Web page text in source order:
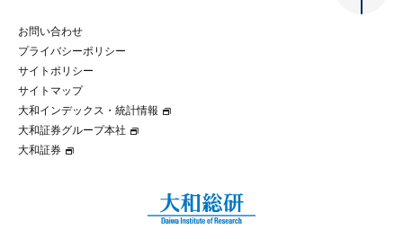
金融経済教育等
テクノロジーレポート
コラム
大和インデックス・統計情報
マルチステークホルダー方針
パートナーシップ構築宣言
大和総研の歩み
グループ会社
経験者採用
お問い合わせ
プライバシーポリシー
サイトポリシー
サイトマップ
大和インデックス・統計情報
大和証券グループ本社
大和証券